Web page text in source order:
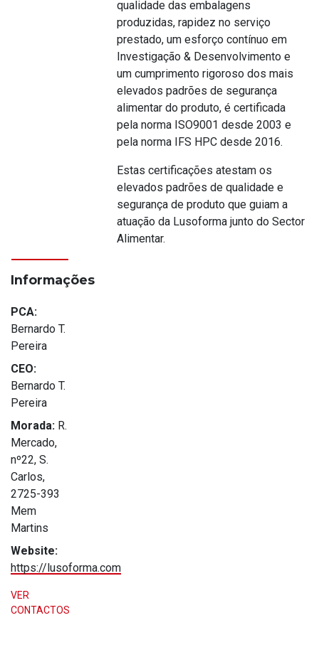
qualidade das embalagens
produzidas, rapidez no serviço
prestado, um esforço contínuo em
Investigação & Desenvolvimento e
um cumprimento rigoroso dos mais
elevados padrões de segurança
alimentar do produto, é certificada
pela norma ISO9001 desde 2003 e
pela norma IFS HPC desde 2016.
Estas certificações atestam os
elevados padrões de qualidade e
segurança de produto que guiam a
atuação da Lusoforma junto do Sector
Alimentar.
Informações
PCA:
Bernardo T.
Pereira
CEO:
Bernardo T.
Pereira
Morada: R.
Mercado,
nº22, S.
Carlos,
2725-393
Mem
Martins
Website:
https://lusoforma.com
VER
CONTACTOS